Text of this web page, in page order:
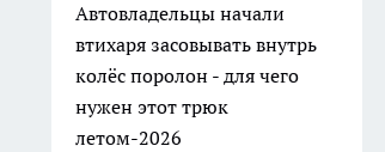
Автовладельцы начали
втихаря засовывать внутрь
колёс поролон - для чего
нужен этот трюк
летом-2026